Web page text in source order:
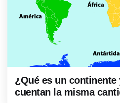
¿Qué es un
cuentan la misma